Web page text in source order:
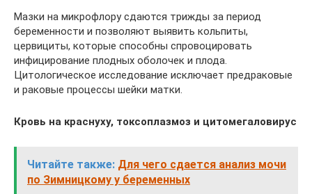
Мазки на микрофлору сдаются трижды за период
беременности и позволяют выявить кольпиты,
цервициты, которые способны спровоцировать
инфицирование плодных оболочек и плода.
Цитологическое исследование исключает предраковые
и раковые процессы шейки матки.
Кровь на краснуху, токсоплазмоз и цитомегаловирус
Читайте также: Для чего сдается анализ мочи
по Зимницкому у беременных